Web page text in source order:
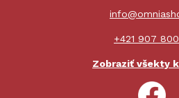
+421 907 800
Zobraziť všekty